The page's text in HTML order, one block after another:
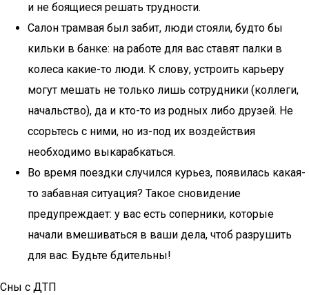
и не боящиеся решать трудности.
Салон трамвая был забит, люди стояли, будто бы
кильки в банке: на работе для вас ставят палки в
колеса какие-то люди. К слову, устроить карьеру
могут мешать не только лишь сотрудники (коллеги,
начальство), да и кто-то из родных либо друзей. Не
ссорьтесь с ними, но из-под их воздействия
необходимо выкарабкаться.
Во время поездки случился курьез, появилась какая-
то забавная ситуация? Такое сновидение
предупреждает: у вас есть соперники, которые
начали вмешиваться в ваши дела, чтоб разрушить
для вас. Будьте бдительны!
Сны с ДТП